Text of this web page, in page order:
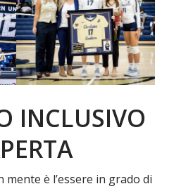
INCLUSIVO
mente è l’essere in grado di